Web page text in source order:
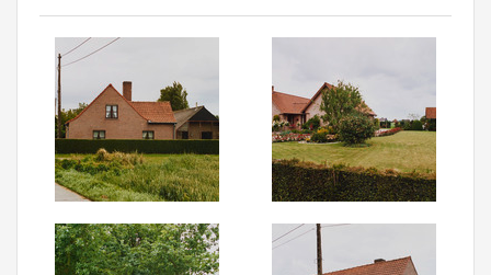
#BeeldIndeKijker
Hergebruik
Over ons
Aanmelden